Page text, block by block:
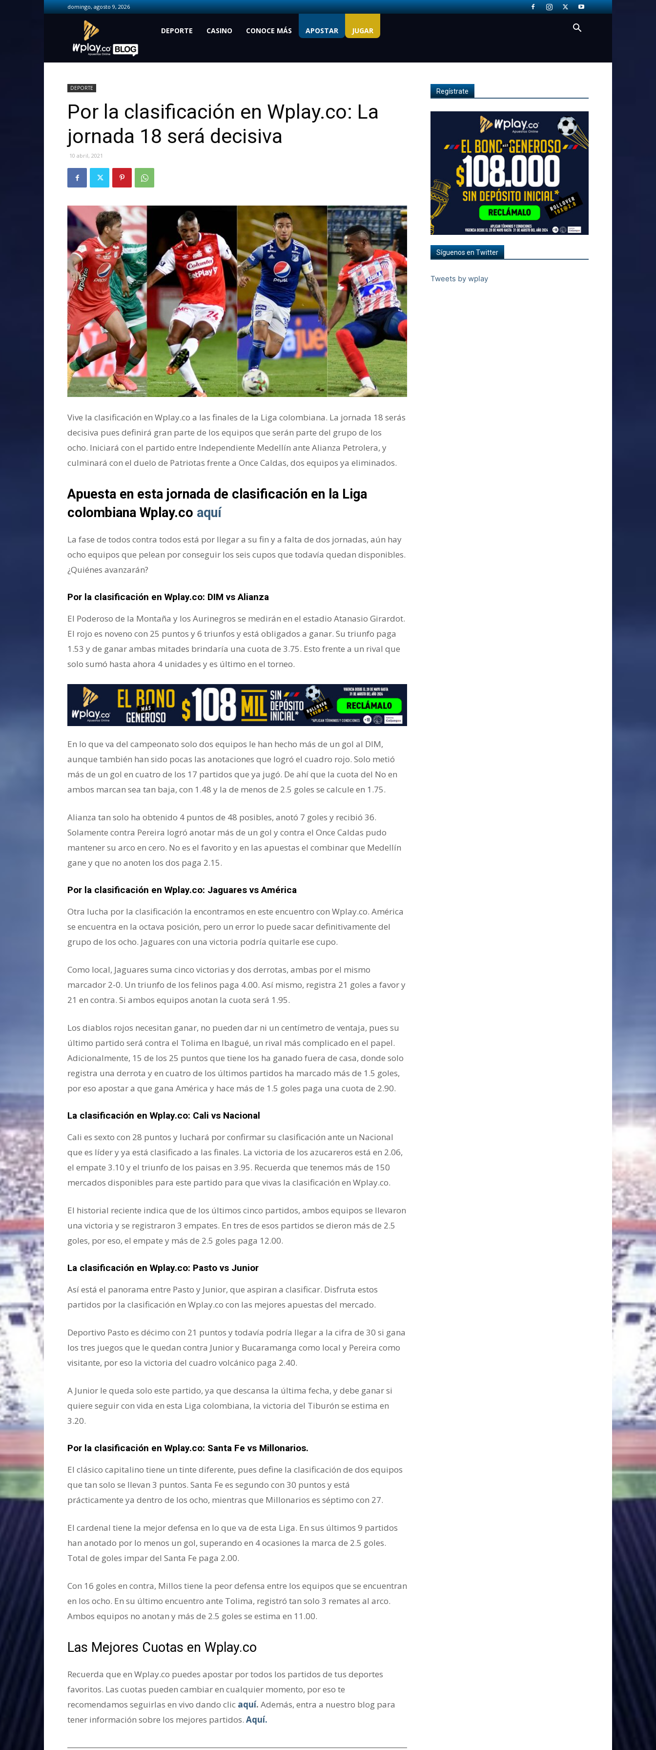
domingo, agosto 9, 2026
Wplay.co
DEPORTE CASINO CONOCE MÁS APOSTAR JUGAR
DEPORTE
Por la clasificación en Wplay.co: La
jornada 18 será decisiva
10 abril, 2021
Vive la clasificación en Wplay.co a las finales de la Liga colombiana. La jornada 18 serás
decisiva pues definirá gran parte de los equipos que serán parte del grupo de los
ocho. Iniciará con el partido entre Independiente Medellín ante Alianza Petrolera, y
culminará con el duelo de Patriotas frente a Once Caldas, dos equipos ya eliminados.
Apuesta en esta jornada de clasificación en la Liga
colombiana Wplay.co aquí
La fase de todos contra todos está por llegar a su fin y a falta de dos jornadas, aún hay
ocho equipos que pelean por conseguir los seis cupos que todavía quedan disponibles.
¿Quiénes avanzarán?
Por la clasificación en Wplay.co: DIM vs Alianza
El Poderoso de la Montaña y los Aurinegros se medirán en el estadio Atanasio Girardot.
El rojo es noveno con 25 puntos y 6 triunfos y está obligados a ganar. Su triunfo paga
1.53 y de ganar ambas mitades brindaría una cuota de 3.75. Esto frente a un rival que
solo sumó hasta ahora 4 unidades y es último en el torneo.
En lo que va del campeonato solo dos equipos le han hecho más de un gol al DIM,
aunque también han sido pocas las anotaciones que logró el cuadro rojo. Solo metió
más de un gol en cuatro de los 17 partidos que ya jugó. De ahí que la cuota del No en
ambos marcan sea tan baja, con 1.48 y la de menos de 2.5 goles se calcule en 1.75.
Alianza tan solo ha obtenido 4 puntos de 48 posibles, anotó 7 goles y recibió 36.
Solamente contra Pereira logró anotar más de un gol y contra el Once Caldas pudo
mantener su arco en cero. No es el favorito y en las apuestas el combinar que Medellín
gane y que no anoten los dos paga 2.15.
Por la clasificación en Wplay.co: Jaguares vs América
Otra lucha por la clasificación la encontramos en este encuentro con Wplay.co. América
se encuentra en la octava posición, pero un error lo puede sacar definitivamente del
grupo de los ocho. Jaguares con una victoria podría quitarle ese cupo.
Como local, Jaguares suma cinco victorias y dos derrotas, ambas por el mismo
marcador 2-0. Un triunfo de los felinos paga 4.00. Así mismo, registra 21 goles a favor y
21 en contra. Si ambos equipos anotan la cuota será 1.95.
Los diablos rojos necesitan ganar, no pueden dar ni un centímetro de ventaja, pues su
último partido será contra el Tolima en Ibagué, un rival más complicado en el papel.
Adicionalmente, 15 de los 25 puntos que tiene los ha ganado fuera de casa, donde solo
registra una derrota y en cuatro de los últimos partidos ha marcado más de 1.5 goles,
por eso apostar a que gana América y hace más de 1.5 goles paga una cuota de 2.90.
La clasificación en Wplay.co: Cali vs Nacional
Cali es sexto con 28 puntos y luchará por confirmar su clasificación ante un Nacional
que es líder y ya está clasificado a las finales. La victoria de los azucareros está en 2.06,
el empate 3.10 y el triunfo de los paisas en 3.95. Recuerda que tenemos más de 150
mercados disponibles para este partido para que vivas la clasificación en Wplay.co.
El historial reciente indica que de los últimos cinco partidos, ambos equipos se llevaron
una victoria y se registraron 3 empates. En tres de esos partidos se dieron más de 2.5
goles, por eso, el empate y más de 2.5 goles paga 12.00.
La clasificación en Wplay.co: Pasto vs Junior
Así está el panorama entre Pasto y Junior, que aspiran a clasificar. Disfruta estos
partidos por la clasificación en Wplay.co con las mejores apuestas del mercado.
Deportivo Pasto es décimo con 21 puntos y todavía podría llegar a la cifra de 30 si gana
los tres juegos que le quedan contra Junior y Bucaramanga como local y Pereira como
visitante, por eso la victoria del cuadro volcánico paga 2.40.
A Junior le queda solo este partido, ya que descansa la última fecha, y debe ganar si
quiere seguir con vida en esta Liga colombiana, la victoria del Tiburón se estima en
3.20.
Por la clasificación en Wplay.co: Santa Fe vs Millonarios.
El clásico capitalino tiene un tinte diferente, pues define la clasificación de dos equipos
que tan solo se llevan 3 puntos. Santa Fe es segundo con 30 puntos y está
prácticamente ya dentro de los ocho, mientras que Millonarios es séptimo con 27.
El cardenal tiene la mejor defensa en lo que va de esta Liga. En sus últimos 9 partidos
han anotado por lo menos un gol, superando en 4 ocasiones la marca de 2.5 goles.
Total de goles impar del Santa Fe paga 2.00.
Con 16 goles en contra, Millos tiene la peor defensa entre los equipos que se encuentran
en los ocho. En su último encuentro ante Tolima, registró tan solo 3 remates al arco.
Ambos equipos no anotan y más de 2.5 goles se estima en 11.00.
Las Mejores Cuotas en Wplay.co
Recuerda que en Wplay.co puedes apostar por todos los partidos de tus deportes
favoritos. Las cuotas pueden cambiar en cualquier momento, por eso te
recomendamos seguirlas en vivo dando clic aquí. Además, entra a nuestro blog para
tener información sobre los mejores partidos. Aquí.
Regístrate
Síguenos en Twitter
Tweets by wplay